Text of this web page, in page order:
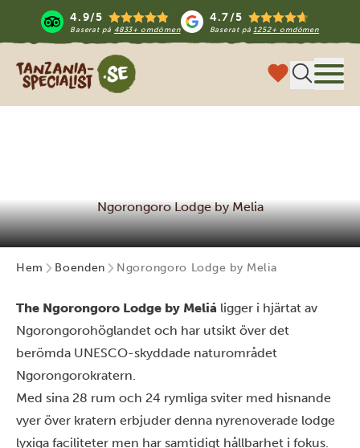
4.9/5
Baserat på 4833+ omdömen
4.7/5
Baserat på1252+ omdömen
Tanzania Specialist
Ngorongoro Lodge by Melia
Hem Boenden Ngorongoro Lodge by Melia
The Ngorongoro Lodge by Meliá ligger i hjärtat av
Ngorongorohöglandet och har utsikt över det
berömda UNESCO-skyddade naturområdet
Ngorongorokratern.
Med sina 28 rum och 24 rymliga sviter med hisnande
vyer över kratern erbjuder denna nyrenoverade lodge
lyxiga faciliteter men har samtidigt hållbarhet i fokus.